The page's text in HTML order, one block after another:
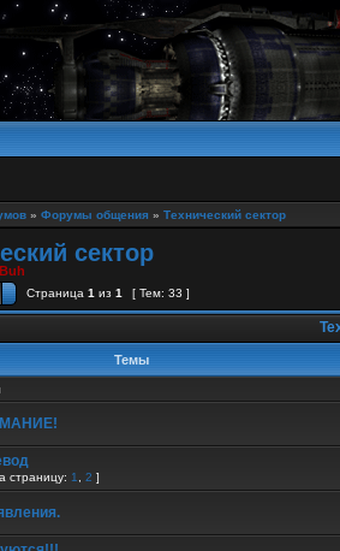
» Форумы общения » Технический сектор
сектор
Buh
Страница 1 из 1 [ Тем: 33 ]
Темы
страницу: 1 2 ]